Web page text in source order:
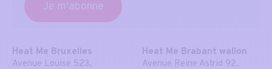
Heat Me Bruxelles
Avenue Louise 523,
Heat Me Brabant wallon
Avenue Reine Astrid 92,